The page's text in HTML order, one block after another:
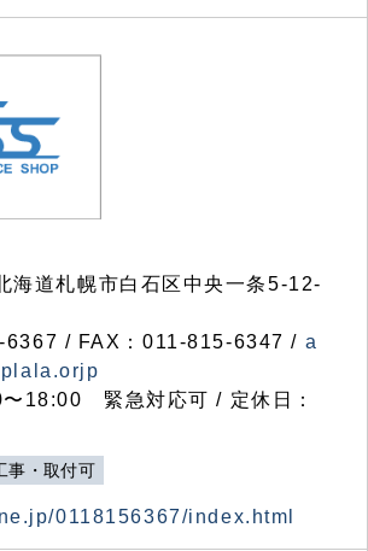
道札幌市白石区中央一条5-12-
6367 / FAX：011-815-6347 / a
18:00 緊急対応可 / 定休日：
事・取付可
0118156367/index.html